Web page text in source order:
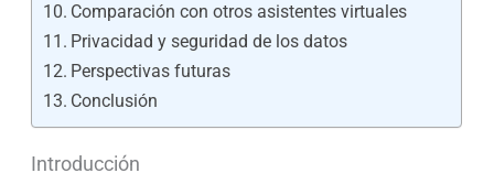
Comparación con otros asistentes virtuales
Privacidad y seguridad de los datos
Perspectivas futuras
Conclusión
Introducción